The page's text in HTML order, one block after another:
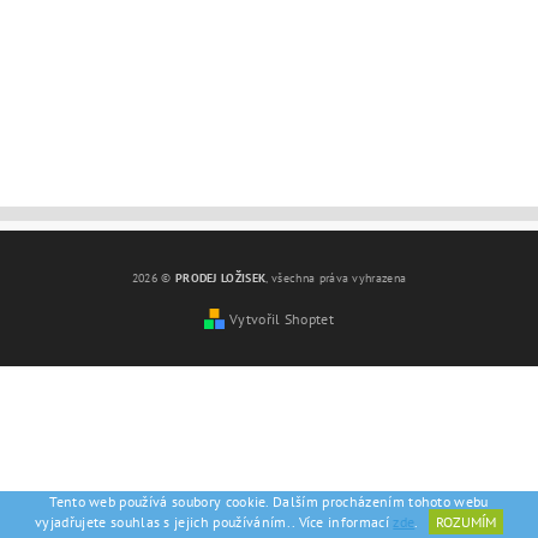
2026 © PRODEJ LOŽISEK, všechna práva vyhrazena
Vytvořil Shoptet
Tento web používá soubory cookie. Dalším procházením tohoto webu
vyjadřujete souhlas s jejich používáním.. Více informací zde. ROZUMÍM